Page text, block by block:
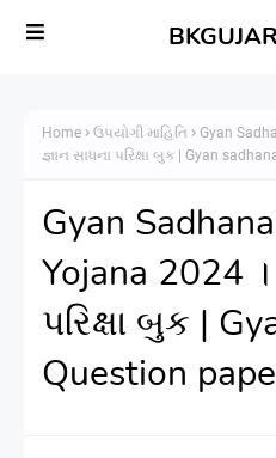
Home ઉપયોગી માહિતિ
Gyan
જ્ઞાન સાધના પરિક્ષા બુક | Gyan
Gyan
Yojana 2024 ।
પરિક્ષા બુક |
Question